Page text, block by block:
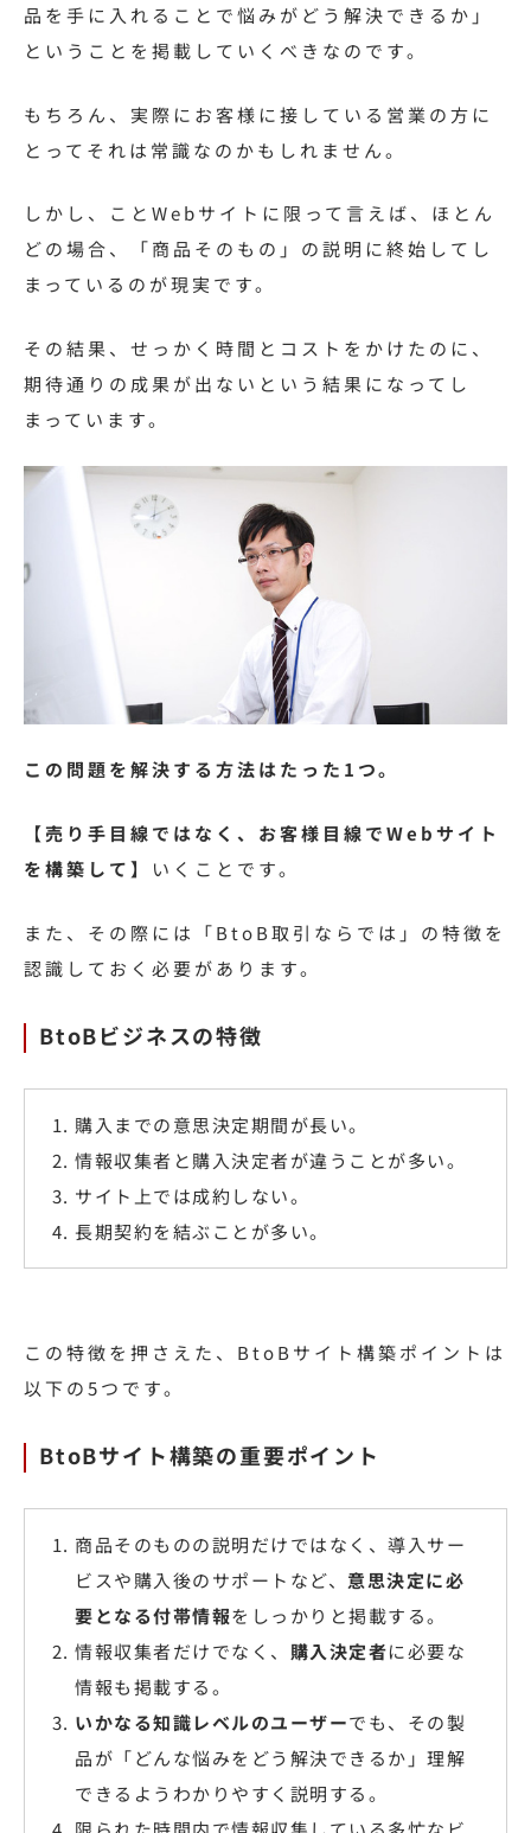
品を手に入れることで悩みがどう解決できるか」
ということを掲載していくべきなのです。
もちろん、実際にお客様に接している営業の方に
とってそれは常識なのかもしれません。
しかし、ことWebサイトに限って言えば、ほとん
どの場合、「商品そのもの」の説明に終始してし
まっているのが現実です。
その結果、せっかく時間とコストをかけたのに、
期待通りの成果が出ないという結果になってし
まっています。
この問題を解決する方法はたった1つ。
【売り手目線ではなく、お客様目線でWebサイト
を構築して】 いくことです。
また、その際には「BtoB取引ならでは」の特徴を
認識しておく必要があります。
BtoBビジネスの特徴
購入までの意思決定期間が長い。
情報収集者と購入決定者が違うことが多い。
サイト上では成約しない。
長期契約を結ぶことが多い。
この特徴を押さえた、BtoBサイト構築ポイントは
以下の5つです。
BtoBサイト構築の重要ポイント
商品そのものの説明だけではなく、導入サー
ビスや購入後のサポートなど、 意思決定に必
要となる付帯情報をしっかりと掲載する。
情報収集者だけでなく、 購入決定者に必要な
情報も掲載する。
いかなる知識レベルのユーザーでも、その製
品が「どんな悩みをどう解決できるか」理解
できるようわかりやすく説明する。